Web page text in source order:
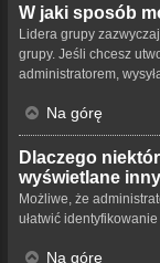
W jaki sposób
Lidera grupy
grupy. Jeśli chcesz
administratorem,
Na górę
Dlaczego
wyświetlane
Możliwe, że
ułatwić identyfikowanie
Na górę